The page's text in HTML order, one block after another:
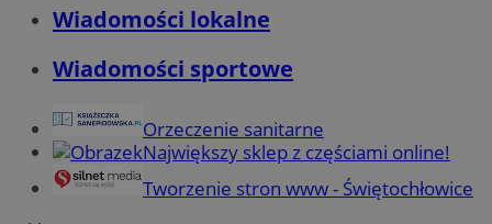
Wiadomości lokalne
Wiadomości sportowe
Orzeczenie sanitarne
Największy sklep z częściami online!
Tworzenie stron www - Świętochłowice